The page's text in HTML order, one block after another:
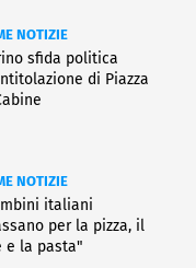
NOTIZIE
sfida politica
di Piazza
NOTIZIE
italiani
per la pizza, il
e la pasta"